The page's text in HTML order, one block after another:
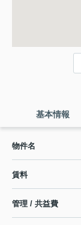
基本情報
物件名
賃料
管理 / 共益費